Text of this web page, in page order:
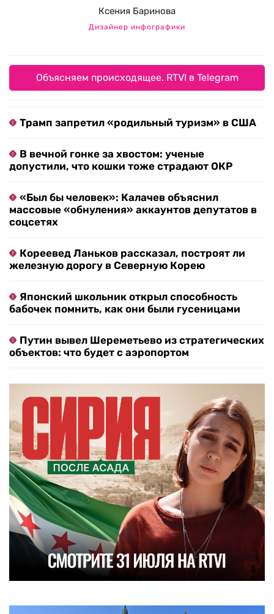
Ксения Баринова
Дизайнер инфографики
Объясняем происходящее. RTVI в Telegram
Трамп запретил «родильный туризм» в США
В вечной гонке за хвостом: ученые
допустили, что кошки тоже страдают ОКР
«Был бы человек»: Калачев объяснил
массовые «обнуления» аккаунтов депутатов в
соцсетях
Кореевед Ланьков рассказал, построят ли
железную дорогу в Северную Корею
Японский школьник открыл способность
бабочек помнить, как они были гусеницами
Путин вывел Шереметьево из стратегических
объектов: что будет с аэропортом